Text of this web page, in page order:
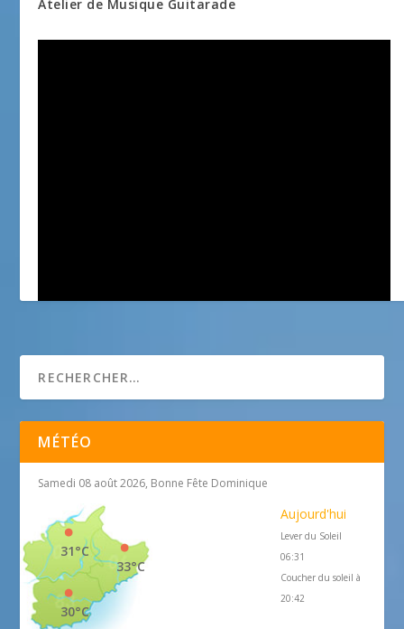
Atelier de Musique Guitarade
MÉTÉO
Samedi 08 août 2026, Bonne Fête Dominique
33°C
31°C
30°C
Aujourd'hui
Lever du Soleil
06:31
Coucher du soleil à
20:42